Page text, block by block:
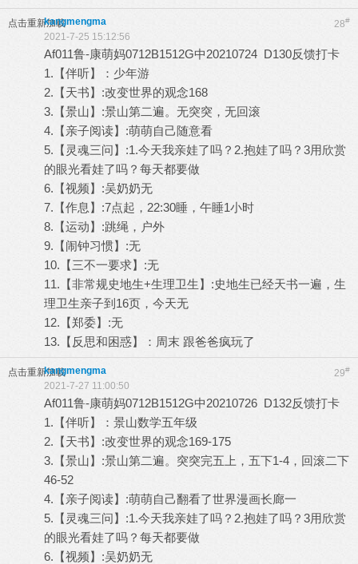
点击重新加载 28#
kangmengma
2021-7-25 15:12:56
Af011鲁-康萌妈0712B1512G中20210724 D130反馈打卡
1.【伴听】：少年游
2.【天书】:改变世界的观念168
3.【景山】:景山第二遍。无突突，无回滚
4.【亲子阅读】:萌萌自己随意看
5.【灵魂三问】:1.今天我亲娃了吗？2.抱娃了吗？3用欣赏
的眼光看娃了吗？每天都要做
6.【视频】:吴奶奶无
7.【作息】:7点起，22:30睡，午睡1小时
8.【运动】:跳绳，户外
9.【闹钟习惯】:无
10.【三不一要求】:无
11.【非常规史地生+生理卫生】:史地生已经天书一遍，生
理卫生亲子到16页，今天无
12.【郑委】:无
13.【反思和困惑】：周末 跟爸爸疯玩了
点击重新加载 29#
kangmengma
2021-7-27 11:00:50
Af011鲁-康萌妈0712B1512G中20210726 D132反馈打卡
1.【伴听】：景山数学五年级
2.【天书】:改变世界的观念169-175
3.【景山】:景山第二遍。突突完五上，五下1-4，回滚二下
46-52
4.【亲子阅读】:萌萌自己翻看了世界漫画长廊一
5.【灵魂三问】:1.今天我亲娃了吗？2.抱娃了吗？3用欣赏
的眼光看娃了吗？每天都要做
6.【视频】:吴奶奶无